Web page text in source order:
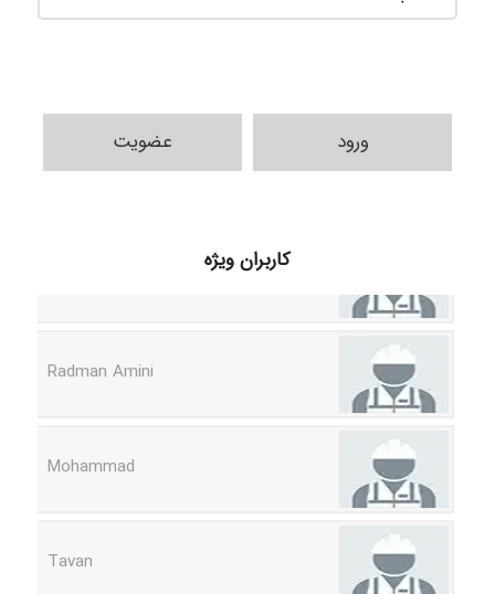
ورود عضویت
کاربران ویژه